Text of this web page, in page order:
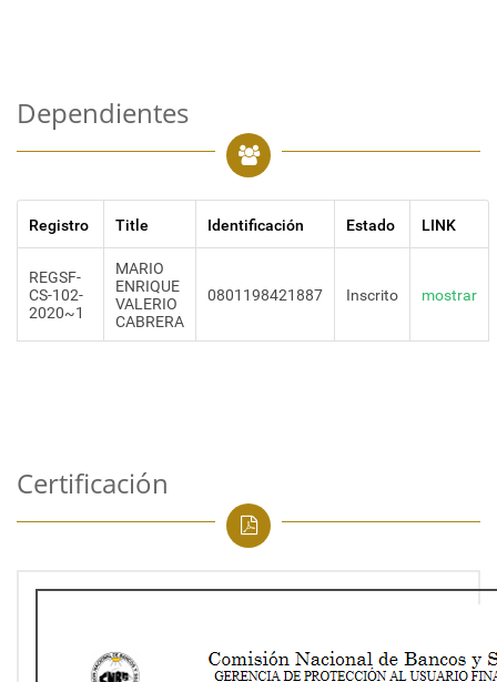
Dependientes
Registro Title Identificación Estado LINK
REGSF-
CS-102-
2020~1
MARIO
ENRIQUE
VALERIO
CABRERA
0801198421887 Inscrito mostrar
Certificación